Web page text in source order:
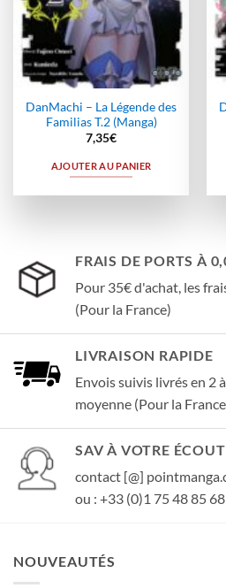
DanMachi – La Légende des
Familias T.2 (Manga)
7,35€
AJOUTER AU PANIER
FRAIS DE PORTS À
Pour 35€ d'achat, les
(Pour la France)
LIVRAISON RAPIDE
Envois suivis livrés en 2
moyenne (Pour la
SAV À VOTRE
contact [@]
ou : +33 (0)1 75 48 85 68
NOUVEAUTÉS